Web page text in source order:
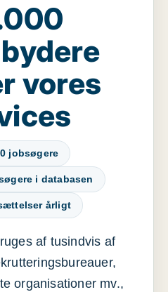
vores
jobsøgere
i databasen
årligt
af tusindvis af
organisationer mv.,